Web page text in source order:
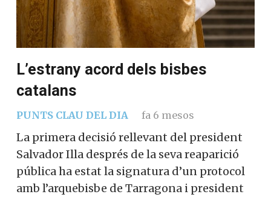
L’estrany acord dels bisbes
catalans
PUNTS CLAU DEL DIA fa 6 mesos
La primera decisió rellevant del president
Salvador Illa després de la seva reaparició
pública ha estat la signatura d’un protocol
amb l’arquebisbe de Tarragona i president